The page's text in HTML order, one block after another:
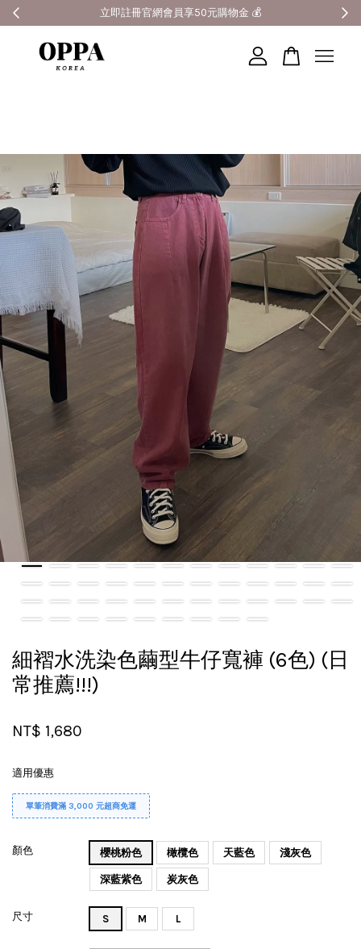
全館滿3000元超商免運 🚚
細褶水洗染色繭型牛仔寬褲 (6色) (日
常推薦!!!)
NT$ 1,680
適用優惠
單筆消費滿 3,000 元超商免運
顏色 櫻桃粉色 橄欖色 天藍色 淺灰色
深藍紫色 炭灰色
尺寸 S M L